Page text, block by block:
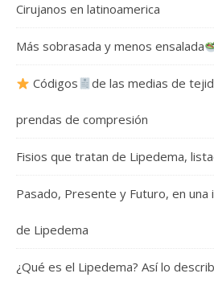
Cirujanos en latinoamerica
Más sobrasada y menos ensalada
Códigos de las medias de
prendas de compresión
Fisios que tratan de Lipedema,
Pasado, Presente y Futuro, en una
de Lipedema
¿Qué es el Lipedema? Así lo